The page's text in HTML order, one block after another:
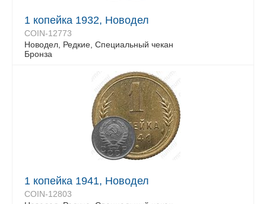
1 копейка 1932, Новодел
COIN-12773
Новодел, Редкие, Специальный чекан
Бронза
1 копейка 1941, Новодел
COIN-12803